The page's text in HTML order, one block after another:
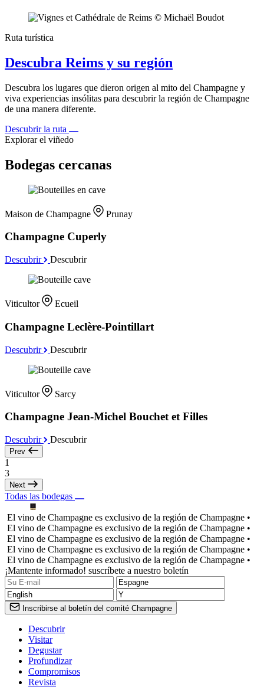
Ruta turística
Descubra Reims y su región
Descubra los lugares que dieron origen al mito del Champagne y
viva experiencias insólitas para descubrir la región de Champagne
de una manera diferente.
Descubrir la ruta
Explorar el viñedo
Bodegas cercanas
Maison de Champagne Prunay
Champagne Cuperly
Descubrir Descubrir
Viticultor Ecueil
Champagne Leclère-Pointillart
Descubrir Descubrir
Viticultor Sarcy
Champagne Jean-Michel Bouchet et Filles
Descubrir Descubrir
Prev
1
3
Next
Todas las bodegas
El vino de Champagne es exclusivo de la región de Champagne •
El vino de Champagne es exclusivo de la región de Champagne •
El vino de Champagne es exclusivo de la región de Champagne •
El vino de Champagne es exclusivo de la región de Champagne •
El vino de Champagne es exclusivo de la región de Champagne •
¡Mantente informado! suscríbete a nuestro boletín
Inscribirse al boletín del comité Champagne
Descubrir
Visitar
Degustar
Profundizar
Compromisos
Revista